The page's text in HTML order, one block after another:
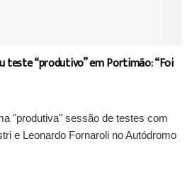
teste “produtivo” em Portimão: “Foi
"produtiva" sessão de testes com
e Leonardo Fornaroli no Autódromo